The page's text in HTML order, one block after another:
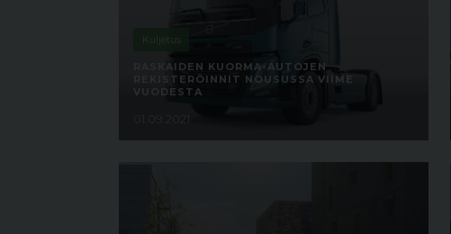
Kuljetus
RASKAIDEN KUORMA-AUTOJEN
REKISTERÖINNIT NOUSUSSA VIIME
VUODESTA